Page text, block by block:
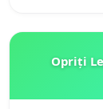
Opriți